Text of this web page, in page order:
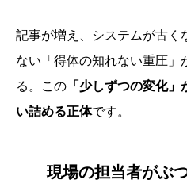
記事が増え、システムが古く
ない「得体の知れない重圧」
る。この 「少しずつの変化
い詰める正体です。
現場の担当者がぶ